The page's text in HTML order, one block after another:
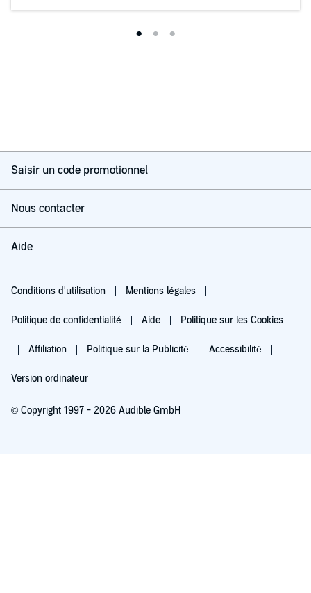
Saisir un code promotionnel
Nous contacter
Aide
Conditions d'utilisation Mentions légales
Politique de confidentialité Aide Politique sur les Cookies
Affiliation Politique sur la Publicité Accessibilité
Version ordinateur
© Copyright 1997 - 2026 Audible GmbH